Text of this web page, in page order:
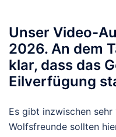
Unser Video-
2026. An dem
klar, dass das
Eilverfügung
Es gibt inzwischen
Wolfsfreunde sollten